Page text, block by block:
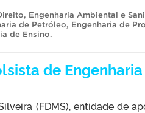
, Engenharia Ambiental e
de Petróleo, Engenharia de
de Ensino.
de
(FDMS), entidade de